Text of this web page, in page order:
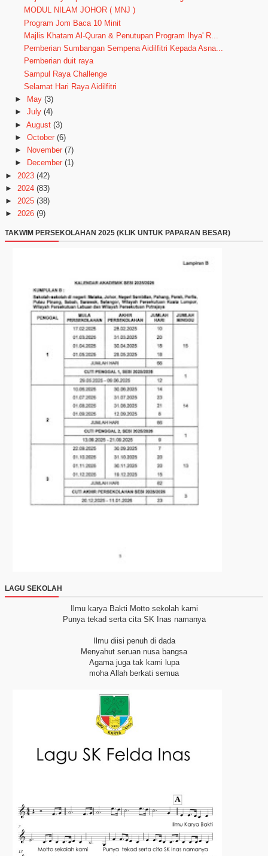
MODUL NILAM JOHOR ( MNJ )
Program Jom Baca 10 Minit
Majlis Khatam Al-Quran & Penutupan Program Ihya' R...
Pemberian Sumbangan Sempena Aidilfitri Kepada Asna...
Pemberian duit raya
Sampul Raya Challenge
Selamat Hari Raya Aidilfitri
►
May (3)
► July (4)
► August (3)
► October (6)
►
November (7)
►
December (1)
► 2023 (42)
► 2024 (83)
► 2025 (38)
► 2026 (9)
TAKWIM PERSEKOLAHAN 2025 (KLIK UNTUK PAPARAN BESAR)
LAGU SEKOLAH
Ilmu karya Bakti Motto sekolah kami
Punya tekad serta cita SK Inas namanya
Ilmu diisi penuh di dada
Menyahut seruan nusa bangsa
Agama juga tak kami lupa
moha Allah berkati semua